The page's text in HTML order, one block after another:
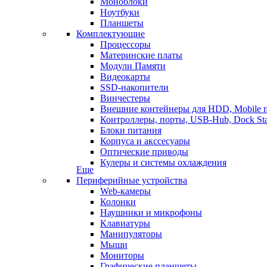
Ноутбуки
Планшеты
Комплектующие
Процессоры
Материнские платы
Модули Памяти
Видеокарты
SSD-накопители
Винчестеры
Внешние контейнеры для HDD, Mobile
Контроллеры, порты, USB-Hub, Dock
Блоки питания
Корпуса и акссесуары
Оптические приводы
Кулеры и системы охлаждения
Еще
Периферийные устройства
Web-камеры
Колонки
Наушники и микрофоны
Клавиатуры
Манипуляторы
Мыши
Мониторы